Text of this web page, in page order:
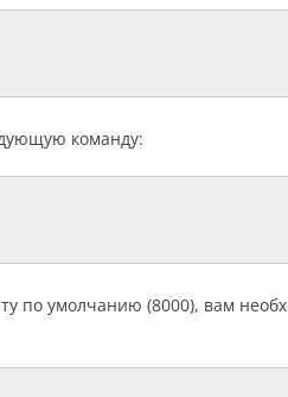
команду:
по умолчанию (8000), вам